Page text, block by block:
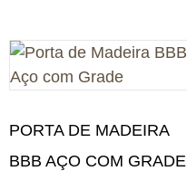
PORTA DE MADEIRA
BBB AÇO COM GRADE